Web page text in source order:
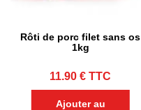
Rôti de porc filet sans os
1kg
11.90€ TTC
Ajouter au